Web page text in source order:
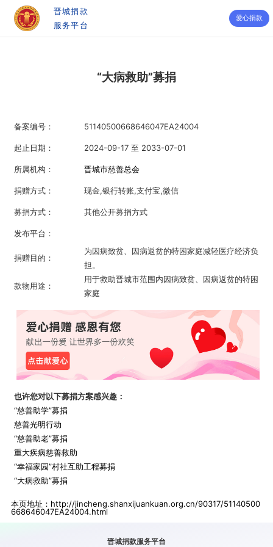
晋城捐款
服务平台
爱心捐款
“大病救助”募捐
备案编号： 51140500668646047EA24004
起止日期： 2024-09-17 至 2033-07-01
所属机构： 晋城市慈善总会
捐赠方式： 现金,银行转账,支付宝,微信
募捐方式： 其他公开募捐方式
发布平台：
捐赠目的：
为因病致贫、因病返贫的特困家庭减轻医疗经济负
担。
款物用途：
用于救助晋城市范围内因病致贫、因病返贫的特困
家庭
也许您对以下募捐方案感兴趣：
“慈善助学”募捐
慈善光明行动
“慈善助老”募捐
重大疾病慈善救助
“幸福家园”村社互助工程募捐
“大病救助”募捐
本页地址： http://jincheng.shanxijuankuan.org.cn/90317/51140500
668646047EA24004.html
晋城捐款服务平台